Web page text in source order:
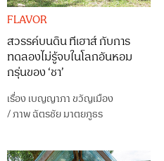
FLAVOR
สวรรค์บนดิน ทีเฮาส์ กับการ
ทดลองไม่รู้จบในโลกอันหอม
กรุ่นของ ‘ชา’
เรื่อง เบญญาภา ขวัญเมือง
/ภาพฉัตรชัย มาตยภูธร